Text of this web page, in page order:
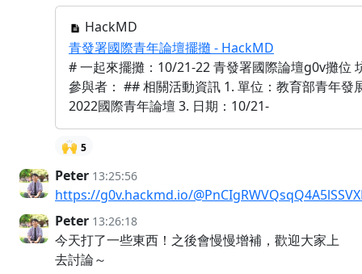
HackMD
青發署國際青年論壇擺攤 - HackMD
# 一起來擺攤：10/21-22 青發署國際論壇g0v攤位
參與者： ## 相關活動資訊 1. 單位：教育部青年發
2022國際青年論壇 3. 日期：10/21-
🙌 5
Peter 13:25:56
https://g0v.hackmd.io/
Peter 13:26:18
今天打了一些東西！之後會慢慢增補，歡迎大家上
去討論～